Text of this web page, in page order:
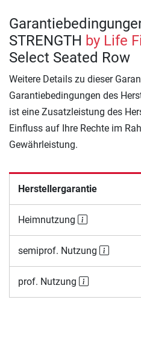
STRENGTH by Life
Select Seated Row
Weitere Details zu dieser
Garantiebedingungen des
ist eine Zusatzleistung des
Einfluss auf Ihre Rechte im
Gewährleistung.
Herstellergarantie
Heimnutzung
semiprof. Nutzung
prof. Nutzung